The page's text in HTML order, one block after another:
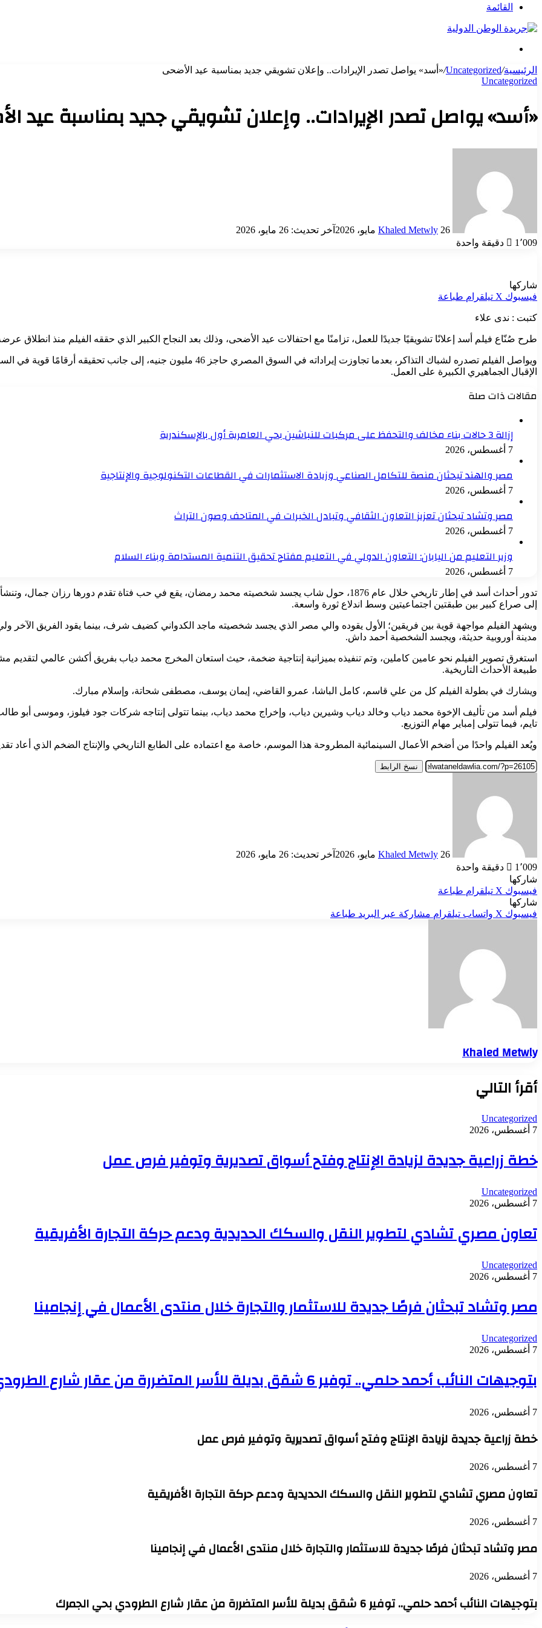
القائمة
الرئيسية/
Uncategorized
/«أسد» يواصل تصدر الإيرادات.. وإعلان تشويقي جديد بمناسبة عيد الأضحى
Uncategorized
«أسد» يواصل تصدر الإيرادات.. وإعلان تشويقي جديد بمناسبة عيد
Khaled Metwly 26 مايو، 2026
آخر تحديث: 26 مايو، 2026
1٬009
دقيقة واحدة
شاركها
فيسبوك ‫X تيلقرام طباعة
كتبت : ندى علاء
طرح صُنّاع فيلم أسد إعلانًا تشويقيًا جديدًا للعمل، تزامنًا مع احتفالات عيد الأضحى، وذلك بعد النجاح الكبير الذي حققه الفيلم منذ انطلاق
ويواصل الفيلم تصدره لشباك التذاكر، بعدما تجاوزت إيراداته في السوق المصري حاجز
الإقبال الجماهيري الكبيرة على العمل.
مقالات ذات صلة
إزالة 3 حالات بناء مخالف والتحفظ على مركبات للنباشين بحي العامرية أول بالإسكندرية
7 أغسطس، 2026
مصر والهند تبحثان منصة للتكامل الصناعي وزيادة الاستثمارات في القطاعات التكنولوجية والإنتاجية
7 أغسطس، 2026
مصر وتشاد تبحثان تعزيز التعاون الثقافي وتبادل الخبرات في المتاحف وصون التراث
7 أغسطس، 2026
وزير التعليم من اليابان: التعاون الدولي في التعليم مفتاح تحقيق التنمية المستدامة وبناء السلام
7 أغسطس، 2026
تدور أحداث أسد في إطار تاريخي خلال عام 1876، حول شاب يجسد شخصيته محمد رمضان، يقع في حب فتاة تقدم دورها
إلى صراع كبير بين طبقتين اجتماعيتين وسط اندلاع ثورة واسعة.
ويشهد الفيلم مواجهة قوية بين فريقين؛ الأول يقوده والي مصر الذي يجسد شخصيته ماجد الكدواني كضيف شرف، بينما يقود الفريق الآخر
مدينة أوروبية حديثة، ويجسد الشخصية أحمد داش.
استغرق تصوير الفيلم نحو عامين كاملين، وتم تنفيذه بميزانية إنتاجية ضخمة، حيث استعان المخرج محمد دياب بفريق أكشن عالمي
طبيعة الأحداث التاريخية.
ويشارك في بطولة الفيلم كل من علي قاسم، كامل الباشا، عمرو القاضي، إيمان يوسف، مصطفى شحاتة، وإسلام مبارك.
فيلم أسد من تأليف الإخوة محمد دياب وخالد دياب وشيرين دياب، وإخراج محمد دياب، بينما تتولى إنتاجه شركات جود فيلوز، وموسى أبو
تايم، فيما تتولى إمباير مهام التوزيع.
ويُعد الفيلم واحدًا من أضخم الأعمال السينمائية المطروحة هذا الموسم، خاصة مع اعتماده على الطابع التاريخي والإنتاج الضخم الذي أعاد
نسخ الرابط
Khaled Metwly 26 مايو، 2026
آخر تحديث: 26 مايو، 2026
1٬009
دقيقة واحدة
شاركها
فيسبوك ‫X تيلقرام طباعة
شاركها
فيسبوك ‫X واتساب تيلقرام مشاركة عبر البريد طباعة
Khaled Metwly
أقرأ التالي
Uncategorized
7 أغسطس، 2026
خطة زراعية جديدة لزيادة الإنتاج وفتح أسواق تصديرية وتوفير فرص عمل
Uncategorized
7 أغسطس، 2026
تعاون مصري تشادي لتطوير النقل والسكك الحديدية ودعم حركة التجارة الأفريقية
Uncategorized
7 أغسطس، 2026
مصر وتشاد تبحثان فرصًا جديدة للاستثمار والتجارة خلال منتدى الأعمال في إنجامينا
Uncategorized
7 أغسطس، 2026
بتوجيهات النائب أحمد حلمي.. توفير 6 شقق بديلة للأسر المتضررة من عقار شارع الطرودي بحي الجمرك
7 أغسطس، 2026
خطة زراعية جديدة لزيادة الإنتاج وفتح أسواق تصديرية وتوفير فرص عمل
7 أغسطس، 2026
تعاون مصري تشادي لتطوير النقل والسكك الحديدية ودعم حركة التجارة الأفريقية
7 أغسطس، 2026
مصر وتشاد تبحثان فرصًا جديدة للاستثمار والتجارة خلال منتدى الأعمال في إنجامينا
7 أغسطس، 2026
بتوجيهات النائب أحمد حلمي.. توفير 6 شقق بديلة للأسر المتضررة من عقار شارع الطرودي بحي الجمرك